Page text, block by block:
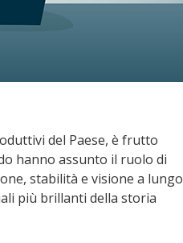
del Paese, è frutto
hanno assunto il ruolo di
stabilità e visione a lungo
più brillanti della storia